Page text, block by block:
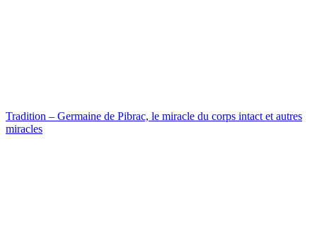
Tradition – Germaine de Pibrac, le miracle du corps intact et autres
miracles